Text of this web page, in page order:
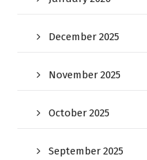
December 2025
November 2025
October 2025
September 2025